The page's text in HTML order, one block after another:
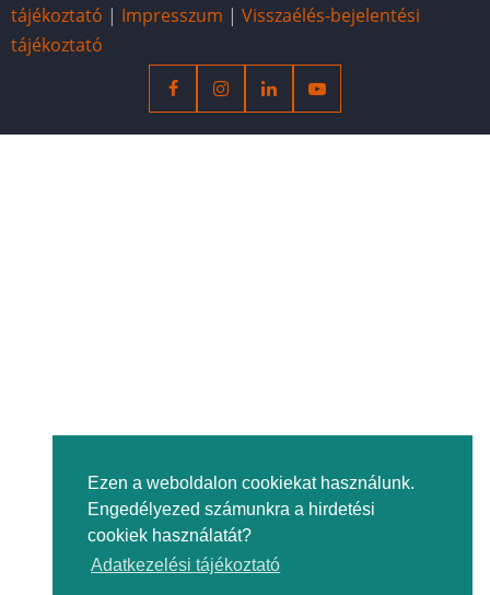
Ezen a weboldalon cookiekat használunk.
Engedélyezed számunkra a hirdetési
cookiek használatát?
Adatkezelési tájékoztató
tájékoztató | Impresszum | Visszaélés-bejelentési
tájékoztató